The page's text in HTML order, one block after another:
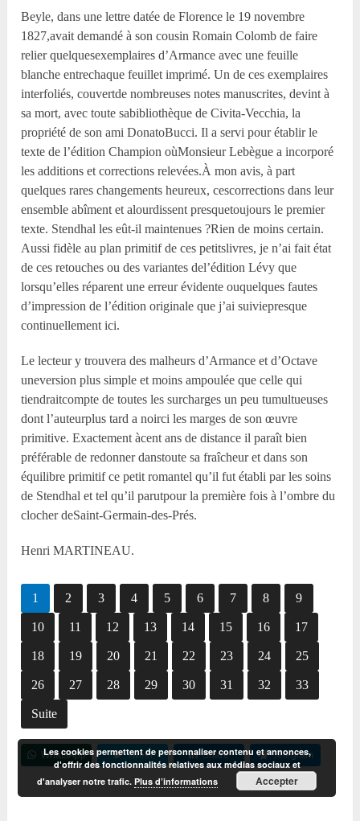
Beyle, dans une lettre datée de Florence le 19 novembre
1827,avait demandé à son cousin Romain Colomb de faire
relier quelquesexemplaires d’Armance avec une feuille
blanche entrechaque feuillet imprimé. Un de ces exemplaires
interfoliés, couvertde nombreuses notes manuscrites, devint à
sa mort, avec toute sabibliothèque de Civita-Vecchia, la
propriété de son ami DonatoBucci. Il a servi pour établir le
texte de l’édition Champion oùMonsieur Lebègue a incorporé
les additions et corrections relevées.À mon avis, à part
quelques rares changements heureux, cescorrections dans leur
ensemble abîment et alourdissent presquetoujours le premier
texte. Stendhal les eût-il maintenues ?Rien de moins certain.
Aussi fidèle au plan primitif de ces petitslivres, je n’ai fait état
de ces retouches ou des variantes del’édition Lévy que
lorsqu’elles réparent une erreur évidente ouquelques fautes
d’impression de l’édition originale que j’ai suiviepresque
continuellement ici.
Le lecteur y trouvera des malheurs d’Armance et d’Octave
uneversion plus simple et moins ampoulée que celle qui
tiendraitcompte de toutes les surcharges un peu tumultueuses
dont l’auteurplus tard a noirci les marges de son œuvre
primitive. Exactement àcent ans de distance il paraît bien
préférable de redonner danstoute sa fraîcheur et dans son
équilibre primitif ce petit romantel qu’il fut établi par les soins
de Stendhal et tel qu’il parutpour la première fois à l’ombre du
clocher deSaint-Germain-des-Prés.
Henri MARTINEAU.
1 2 3 4 5 6 7 8 9
10 11 12 13 14 15 16 17
18 19 20 21 22 23 24 25
26 27 28 29 30 31 32 33
Suite
WhatsApp Tweet Share Telegram
Reddit
Les cookies permettent de personnaliser contenu et annonces,
d'offrir des fonctionnalités relatives aux médias sociaux et
d'analyser notre trafic.Plus d’informations Accepter